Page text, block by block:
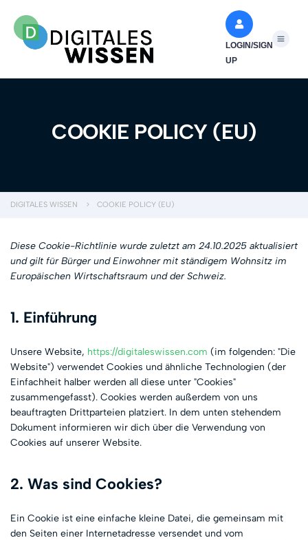
LOGIN/SIGN
UP
COOKIE POLICY (EU)
DIGITALES WISSEN > COOKIE POLICY (EU)
Diese Cookie-Richtlinie wurde zuletzt am 24.10.2025 aktualisiert
und gilt für Bürger und Einwohner mit ständigem Wohnsitz im
Europäischen Wirtschaftsraum und der Schweiz.
1. Einführung
Unsere Website, https://digitaleswissen.com (im folgenden: "Die
Website") verwendet Cookies und ähnliche Technologien (der
Einfachheit halber werden all diese unter "Cookies"
zusammengefasst). Cookies werden außerdem von uns
beauftragten Drittparteien platziert. In dem unten stehendem
Dokument informieren wir dich über die Verwendung von
Cookies auf unserer Website.
2. Was sind Cookies?
Ein Cookie ist eine einfache kleine Datei, die gemeinsam mit
den Seiten einer Internetadresse versendet und vom